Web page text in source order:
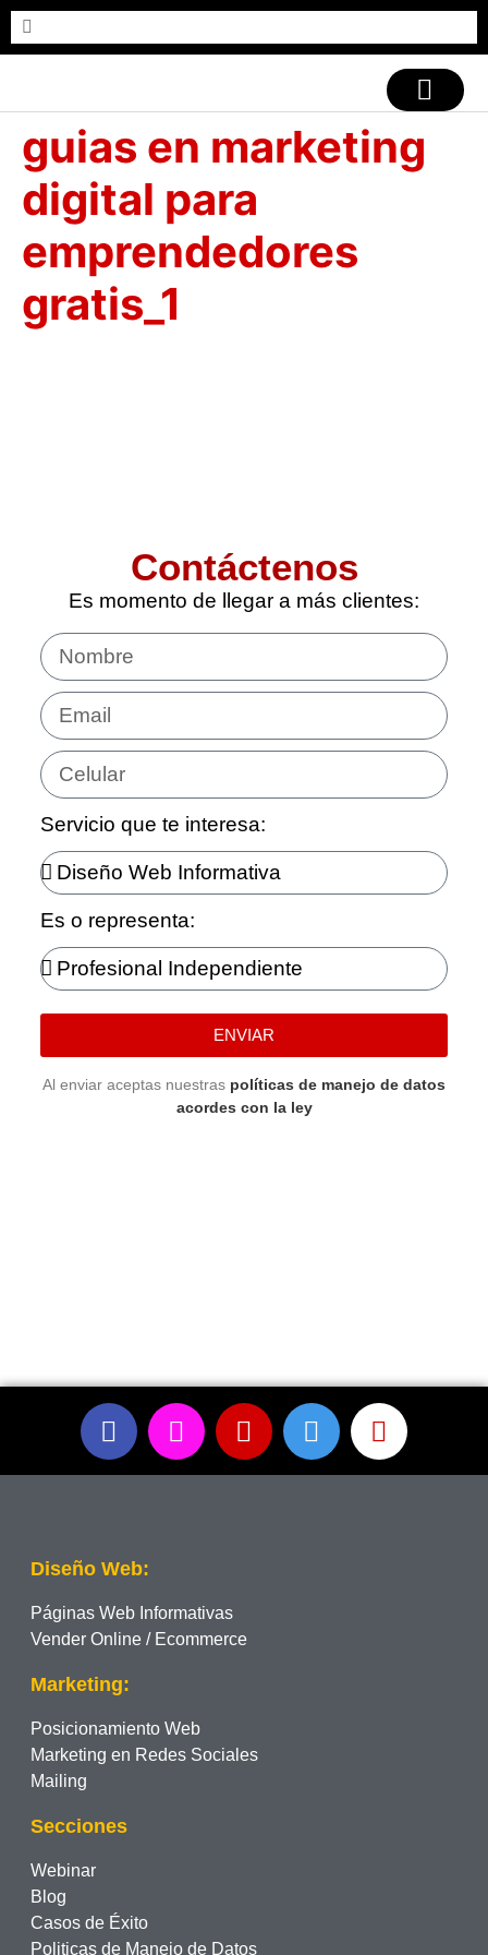
guias en marketing
digital para
emprendedores
gratis_1
Contáctenos
Es momento de llegar a más clientes:
Servicio que te interesa:
Es o representa:
ENVIAR
Al enviar aceptas nuestras políticas de manejo de datos
acordes con la ley
Diseño Web:
Páginas Web Informativas
Vender Online / Ecommerce
Marketing:
Posicionamiento Web
Marketing en Redes Sociales
Mailing
Secciones
Webinar
Blog
Casos de Éxito
Politicas de Manejo de Datos